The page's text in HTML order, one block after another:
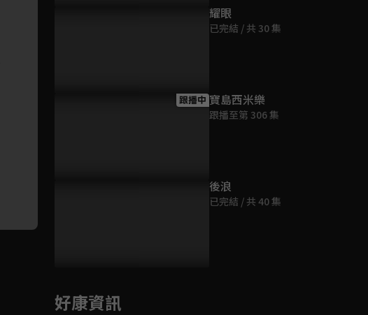
耀眼
已完結 / 共 30 集
跟播中 寶島西米樂
跟播至第 306 集
後浪
已完結 / 共 40 集
好康資訊